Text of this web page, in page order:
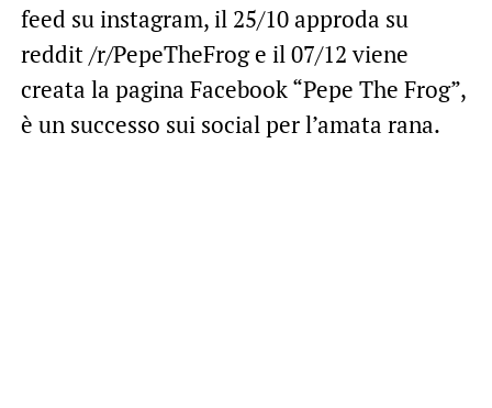
feed su instagram, il 25/10 approda su
reddit /r/PepeTheFrog e il 07/12 viene
creata la pagina Facebook “Pepe The Frog”,
è un successo sui social per l’amata rana.